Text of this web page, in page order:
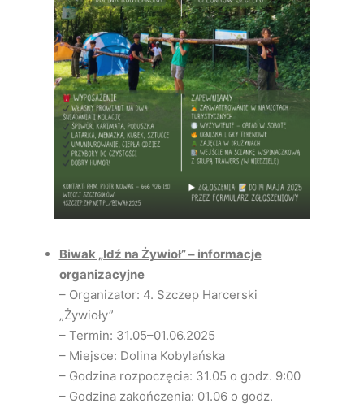
Biwak „Idź na Żywioł” – informacje
organizacyjne
– Organizator: 4. Szczep Harcerski
„Żywioły”
– Termin: 31.05–01.06.2025
– Miejsce: Dolina Kobylańska
– Godzina rozpoczęcia: 31.05 o godz. 9:00
– Godzina zakończenia: 01.06 o godz.